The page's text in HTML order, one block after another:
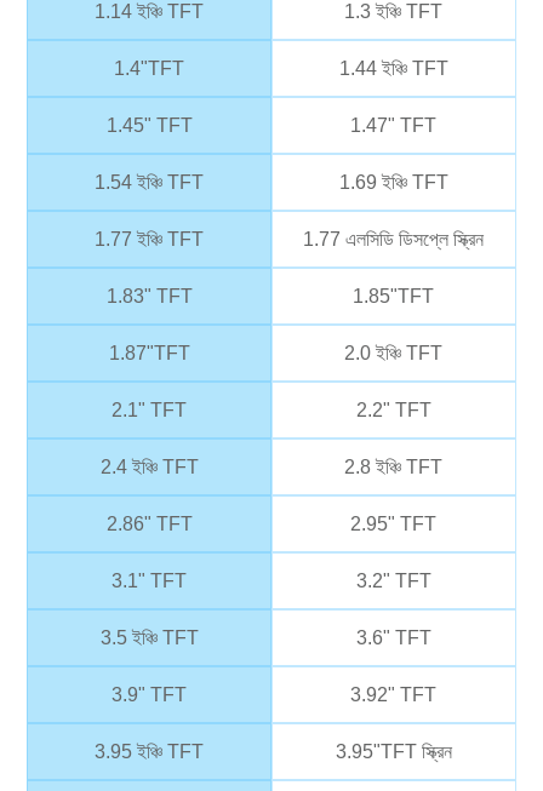
1.14 ইঞ্চি TFT 1.3 ইঞ্চি TFT
1.4"TFT 1.44 ইঞ্চি TFT
1.45" TFT 1.47" TFT
1.54 ইঞ্চি TFT 1.69 ইঞ্চি TFT
1.77 ইঞ্চি TFT 1.77 এলসিডি ডিসপ্লে স্ক্রিন
1.83" TFT 1.85"TFT
1.87"TFT 2.0 ইঞ্চি TFT
2.1" TFT 2.2" TFT
2.4 ইঞ্চি TFT 2.8 ইঞ্চি TFT
2.86" TFT 2.95" TFT
3.1" TFT 3.2" TFT
3.5 ইঞ্চি TFT 3.6" TFT
3.9" TFT 3.92" TFT
3.95 ইঞ্চি TFT 3.95"TFT স্ক্রিন